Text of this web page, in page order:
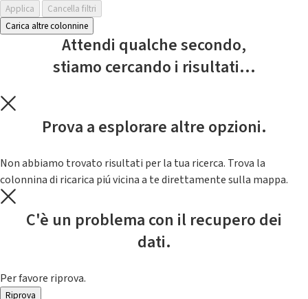
Applica
Cancella filtri
Carica altre colonnine
Attendi qualche secondo,
stiamo cercando i risultati...
Prova a esplorare altre opzioni.
Non abbiamo trovato risultati per la tua ricerca. Trova la
colonnina di ricarica piú vicina a te direttamente sulla mappa.
C'è un problema con il recupero dei
dati.
Per favore riprova.
Riprova